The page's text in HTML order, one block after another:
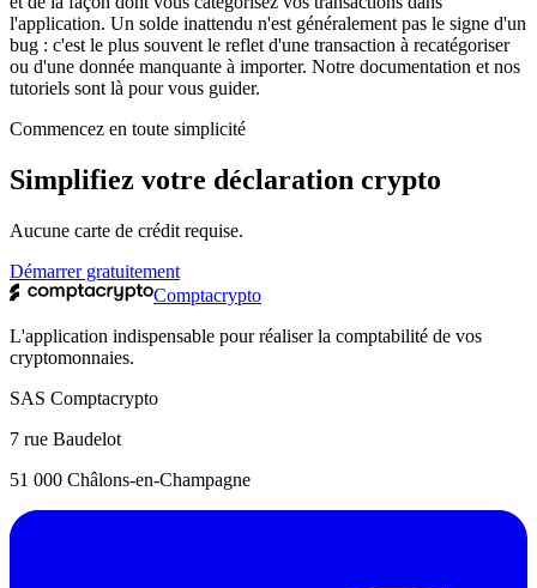
l'application. Un solde inattendu n'est généralement pas le signe d'un
bug : c'est le plus souvent le reflet d'une transaction à recatégoriser
ou d'une donnée manquante à importer. Notre documentation et nos
tutoriels sont là pour vous guider.
Commencez en toute simplicité
Simplifiez votre déclaration crypto
Aucune carte de crédit requise.
Démarrer gratuitement
Comptacrypto
L'application indispensable pour réaliser la comptabilité de vos
cryptomonnaies.
SAS Comptacrypto
7 rue Baudelot
51 000 Châlons-en-Champagne